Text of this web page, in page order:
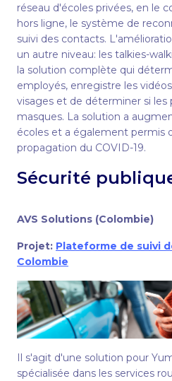
réseau d'écoles privées, en le
hors ligne, le système de
suivi des contacts.
un autre niveau: les talkies-
la solution complète qui
employés, enregistre les
visages et de déterminer si
masques. La solution a
écoles et a également permis
propagation du COVID-19.
Sécurité
AVS Solutions (Colombie)
Projet: Plateforme de suivi
Colombie
Il s'agit d'une solution pour
spécialisée dans les services